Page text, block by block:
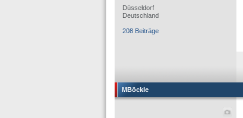
Düsseldorf
Deutschland
208 Beiträge
MBöckle